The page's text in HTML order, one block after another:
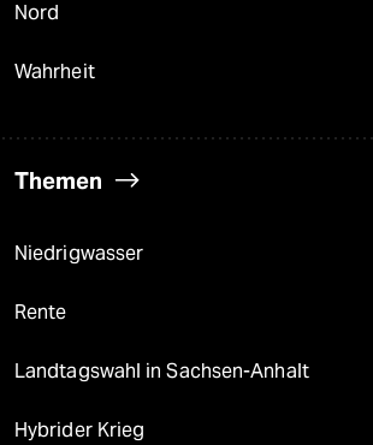
Nord
Wahrheit
Themen
Niedrigwasser
Rente
Landtagswahl in Sachsen-Anhalt
Hybrider Krieg